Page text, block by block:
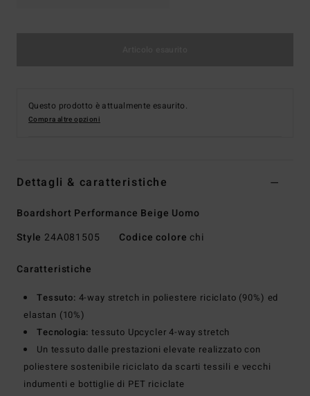
Questo prodotto è attualmente esaurito.
Compra altre opzioni
Dettagli & caratteristiche
Boardshort Performance Beige Uomo
Style 24A081505 Codice colore chi
Caratteristiche
Tessuto: 4-way stretch in poliestere riciclato (90%) ed
elastan (10%)
Tecnologia: tessuto Upcycler 4-way stretch
Un tessuto dalle prestazioni elevate realizzato con
poliestere sostenibile riciclato da scarti tessili e vecchi
indumenti e bottiglie di PET riciclate